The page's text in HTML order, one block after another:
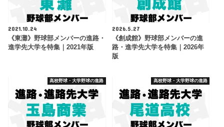
2021.10.24
《東灘》野球部メンバーの進路・
進学先大学を特集｜2021年版
2026.5.27
《創成館》野球部メンバーの進
路・進学先大学を特集｜2026年
版
高校野球・大学野球の進路 高校野球・大学野球の進路